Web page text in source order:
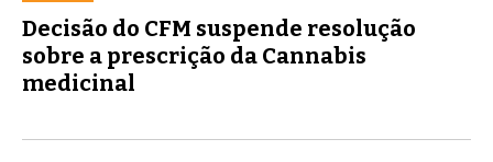
Decisão do CFM suspende resolução
sobre a prescrição da Cannabis
medicinal